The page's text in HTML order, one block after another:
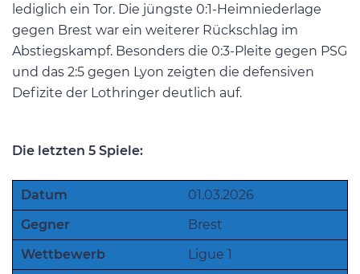
lediglich ein Tor. Die jüngste 0:1-Heimniederlage
gegen Brest war ein weiterer Rückschlag im
Abstiegskampf. Besonders die 0:3-Pleite gegen PSG
und das 2:5 gegen Lyon zeigten die defensiven
Defizite der Lothringer deutlich auf.
Die letzten 5 Spiele:
Datum
01.03.2026
Gegner
Brest
Wettbewerb
Ligue 1